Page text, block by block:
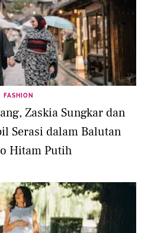
FASHION
Zaskia Sungkar dan
Serasi dalam Balutan
Hitam Putih